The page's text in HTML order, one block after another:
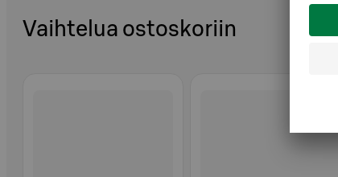
Vaihtelua ostoskoriin